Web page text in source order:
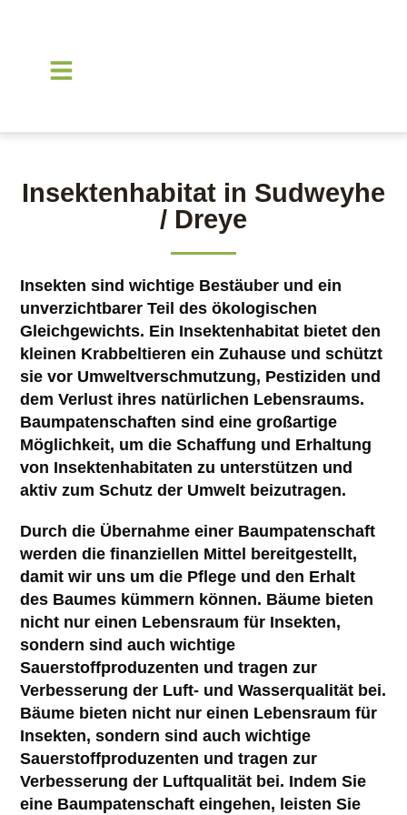
Insektenhabitat in Sudweyhe
/ Dreye
Insekten sind wichtige Bestäuber und ein
unverzichtbarer Teil des ökologischen
Gleichgewichts. Ein Insektenhabitat bietet den
kleinen Krabbeltieren ein Zuhause und schützt
sie vor Umweltverschmutzung, Pestiziden und
dem Verlust ihres natürlichen Lebensraums.
Baumpatenschaften sind eine großartige
Möglichkeit, um die Schaffung und Erhaltung
von Insektenhabitaten zu unterstützen und
aktiv zum Schutz der Umwelt beizutragen.
Durch die Übernahme einer Baumpatenschaft
werden die finanziellen Mittel bereitgestellt,
damit wir uns um die Pflege und den Erhalt
des Baumes kümmern können. Bäume bieten
nicht nur einen Lebensraum für Insekten,
sondern sind auch wichtige
Sauerstoffproduzenten und tragen zur
Verbesserung der Luft- und Wasserqualität bei.
Bäume bieten nicht nur einen Lebensraum für
Insekten, sondern sind auch wichtige
Sauerstoffproduzenten und tragen zur
Verbesserung der Luftqualität bei. Indem Sie
eine Baumpatenschaft eingehen, leisten Sie
Baum
Baum Nr. 6
Baum Nr. 8
Baumart
Baum Nr. 9
Baumart
Baum Nr. 10
Baumart
Baumart
Baum Nr. 12
Baumart
Baum Nr. 13
Baumart
Baum Nr. 14
Baumart
Baum Nr. 15
Baumart
Baum Nr. 16
Baumart
Baum Nr. 17
Baumart
Baum Nr. 18
Baumart
Baum Nr. 19
Baumart
Baum Nr. 21
Baumart
Baum Nr. 23
Baumart
Baum Nr. 24
Baumart
Baum Nr. 25
Baumart
Baum Nr. 26
Baumart
Baum Nr. 27
Baumart
Baum Nr. 28
Baumart
Baum Nr. 29
Baumart
Baum Nr. 30
Baum Nr. 31
Baumart
Baum Nr. 32
Baumart
Baum Nr. 33
Baumart
Baum Nr. 34
Baumart
Baum Nr. 35
Baumart
Baum Nr. 36
Baumart
Baum Nr. 38
Baumart
Baum Nr. 39
Baumart
Baum Nr. 40
Baumart
Baum Nr. 41
Baumart
Baum Nr. 42
Baum Nr. 43
Baumart